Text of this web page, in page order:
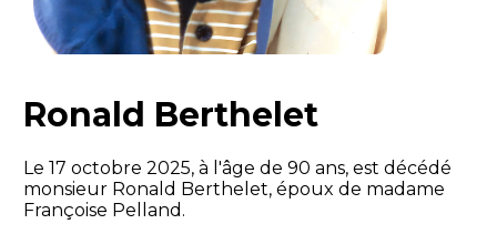
Ronald Berthelet
Le 17 octobre 2025, à l'âge de 90 ans, est décédé
monsieur Ronald Berthelet, époux de madame
Françoise Pelland.